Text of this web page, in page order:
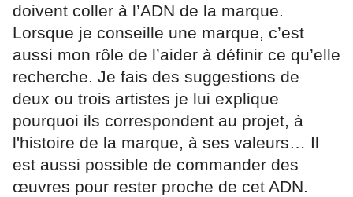
doivent coller à l’ADN de la marque.
Lorsque je conseille une marque, c’est
aussi mon rôle de l’aider à définir ce qu’elle
recherche. Je fais des suggestions de
deux ou trois artistes je lui explique
pourquoi ils correspondent au projet, à
l'histoire de la marque, à ses valeurs… Il
est aussi possible de commander des
œuvres pour rester proche de cet ADN.